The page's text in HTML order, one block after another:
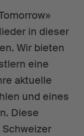
in dieser
Wir bieten
eine
aktuelle
und eines
Diese